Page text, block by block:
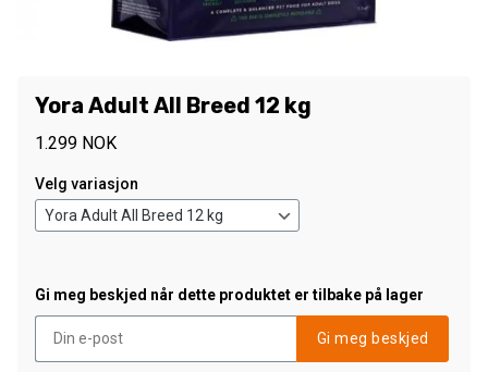
Yora Adult All Breed 12 kg
1.299 NOK
Velg variasjon
Gi meg beskjed når dette produktet er tilbake på lager
Gi meg beskjed